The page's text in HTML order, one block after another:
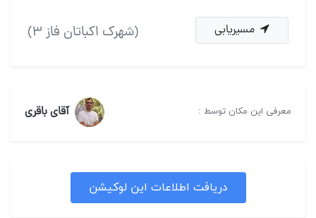
مسیریابی (شهرک اکباتان فاز ۳)
معرفی این مکان توسط : آقای باقری
دریافت اطلاعات این لوکیشن